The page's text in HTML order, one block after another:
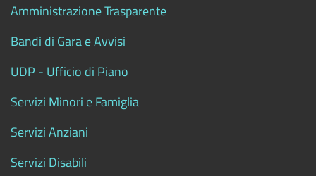
Amministrazione Trasparente
Bandi di Gara e Avvisi
UDP - Ufficio di Piano
Servizi Minori e Famiglia
Servizi Anziani
Servizi Disabili